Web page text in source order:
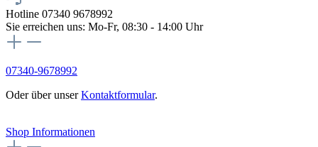
Hotline 07340 9678992
Sie erreichen uns: Mo-Fr, 08:30 - 14:00 Uhr
07340-9678992
Oder über unserKontaktformular.
Shop Informationen